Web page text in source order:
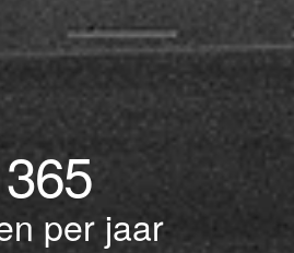
365
per jaar